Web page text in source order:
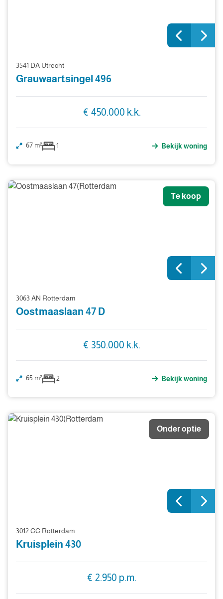
3541 DA Utrecht
Grauwaartsingel 496
€ 450.000 k.k.
67 m² 1 Bekijk woning
Te koop
3063 AN Rotterdam
Oostmaaslaan 47 D
€ 350.000 k.k.
65 m² 2 Bekijk woning
Onder optie
3012 CC Rotterdam
Kruisplein 430
€ 2.950 p.m.